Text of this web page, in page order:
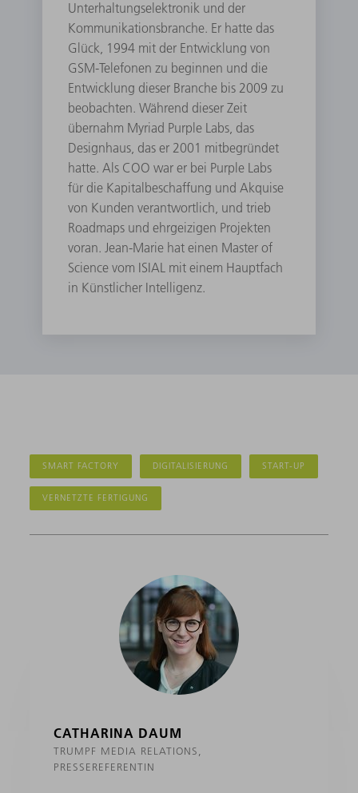
Unterhaltungselektronik und der
Kommunikationsbranche. Er hatte das
Glück, 1994 mit der Entwicklung von
GSM-Telefonen zu beginnen und die
Entwicklung dieser Branche bis 2009 zu
beobachten. Während dieser Zeit
übernahm Myriad Purple Labs, das
Designhaus, das er 2001 mitbegründet
hatte. Als COO war er bei Purple Labs
für die Kapitalbeschaffung und Akquise
von Kunden verantwortlich, und trieb
Roadmaps und ehrgeizigen Projekten
voran. Jean-Marie hat einen Master of
Science vom ISIAL mit einem Hauptfach
in Künstlicher Intelligenz.
SMART FACTORY DIGITALISIERUNG START-UP
VERNETZTE FERTIGUNG
CATHARINA DAUM
TRUMPF MEDIA RELATIONS,
PRESSEREFERENTIN